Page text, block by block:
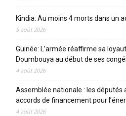
Kindia: Au moins 4 morts dans un
5 août 2026
Guinée: L’armée réaffirme sa
Doumbouya au début de ses
4 août 2026
Assemblée nationale : les députés
accords de financement pour
4 août 2026